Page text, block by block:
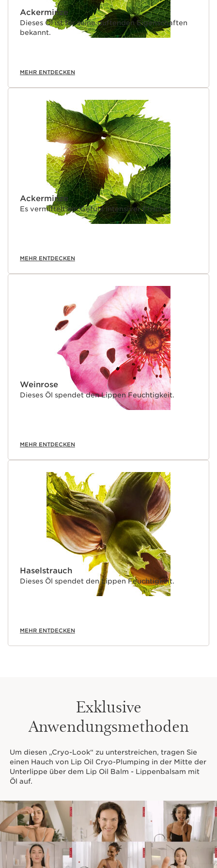
Ackerminze
Dieses Öl ist für seine duftenden Eigenschaften
bekannt.
MEHR ENTDECKEN
Ackerminze
Es vermittelt ein Gefühl intensiver Frische.
MEHR ENTDECKEN
Weinrose
Dieses Öl spendet den Lippen Feuchtigkeit.
MEHR ENTDECKEN
Haselstrauch
Dieses Öl spendet den Lippen Feuchtigkeit.
MEHR ENTDECKEN
Exklusive
Anwendungsmethoden
Um diesen „Cryo-Look“ zu unterstreichen, tragen Sie
einen Hauch von Lip Oil Cryo-Plumping in der Mitte der
Unterlippe über dem Lip Oil Balm - Lippenbalsam mit
Öl auf.